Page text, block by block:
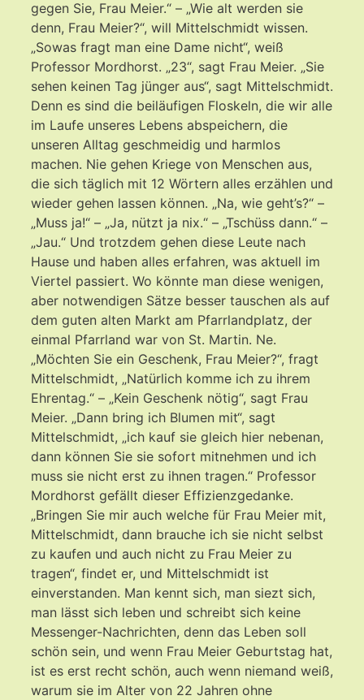
gegen Sie, Frau Meier.“ – „Wie alt werden sie
denn, Frau Meier?“, will Mittelschmidt wissen.
„Sowas fragt man eine Dame nicht“, weiß
Professor Mordhorst. „23“, sagt Frau Meier. „Sie
sehen keinen Tag jünger aus“, sagt Mittelschmidt.
Denn es sind die beiläufigen Floskeln, die wir alle
im Laufe unseres Lebens abspeichern, die
unseren Alltag geschmeidig und harmlos
machen. Nie gehen Kriege von Menschen aus,
die sich täglich mit 12 Wörtern alles erzählen und
wieder gehen lassen können. „Na, wie geht’s?“ –
„Muss ja!“ – „Ja, nützt ja nix.“ – „Tschüss dann.“ –
„Jau.“ Und trotzdem gehen diese Leute nach
Hause und haben alles erfahren, was aktuell im
Viertel passiert. Wo könnte man diese wenigen,
aber notwendigen Sätze besser tauschen als auf
dem guten alten Markt am Pfarrlandplatz, der
einmal Pfarrland war von St. Martin. Ne.
„Möchten Sie ein Geschenk, Frau Meier?“, fragt
Mittelschmidt, „Natürlich komme ich zu ihrem
Ehrentag.“ – „Kein Geschenk nötig“, sagt Frau
Meier. „Dann bring ich Blumen mit“, sagt
Mittelschmidt, „ich kauf sie gleich hier nebenan,
dann können Sie sie sofort mitnehmen und ich
muss sie nicht erst zu ihnen tragen.“ Professor
Mordhorst gefällt dieser Effizienzgedanke.
„Bringen Sie mir auch welche für Frau Meier mit,
Mittelschmidt, dann brauche ich sie nicht selbst
zu kaufen und auch nicht zu Frau Meier zu
tragen“, findet er, und Mittelschmidt ist
einverstanden. Man kennt sich, man siezt sich,
man lässt sich leben und schreibt sich keine
Messenger-Nachrichten, denn das Leben soll
schön sein, und wenn Frau Meier Geburtstag hat,
ist es erst recht schön, auch wenn niemand weiß,
warum sie im Alter von 22 Jahren ohne